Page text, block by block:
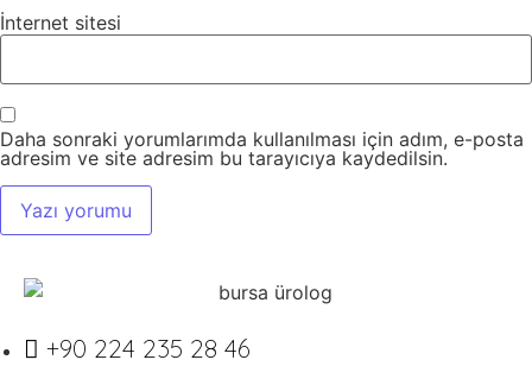
İnternet sitesi
Daha sonraki yorumlarımda kullanılması için adım, e-posta
adresim ve site adresim bu tarayıcıya kaydedilsin.
+90 224 235 28 46